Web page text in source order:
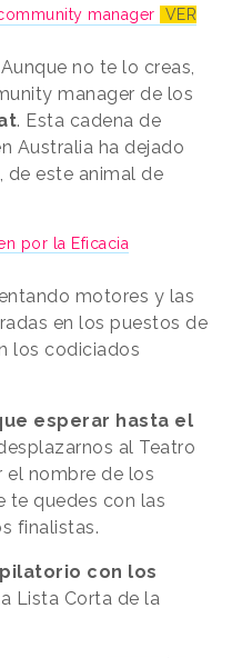
manager
VER
no te lo creas,
manager de los
. Esta cadena de
Australia ha dejado
de este animal de
por la Eficacia
motores y las
en los puestos de
los codiciados
esperar hasta el
al Teatro
el nombre de los
te quedes con las
finalistas.
con los
Lista Corta de la